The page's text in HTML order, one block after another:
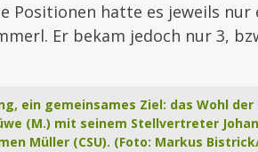
Positionen hatte es jeweils nur
Er bekam jedoch nur 3,
ein gemeinsames Ziel: das Wohl der
(M.) mit seinem Stellvertreter
Müller (CSU). (Foto: Markus